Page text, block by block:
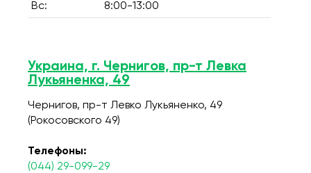
Вс: 8:00-13:00
Украина, г. Чернигов, пр-т Левка
Лукьяненка, 49
Чернигов, пр-т Левко Лукьяненко, 49
(Рокосовского 49)
Телефоны:
(044) 29-099-29